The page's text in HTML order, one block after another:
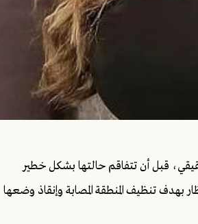
قبل أن تتفاقم حالتها بشكل خطير
تنظيف المنطقة المصابة وإنقاذ وضعها